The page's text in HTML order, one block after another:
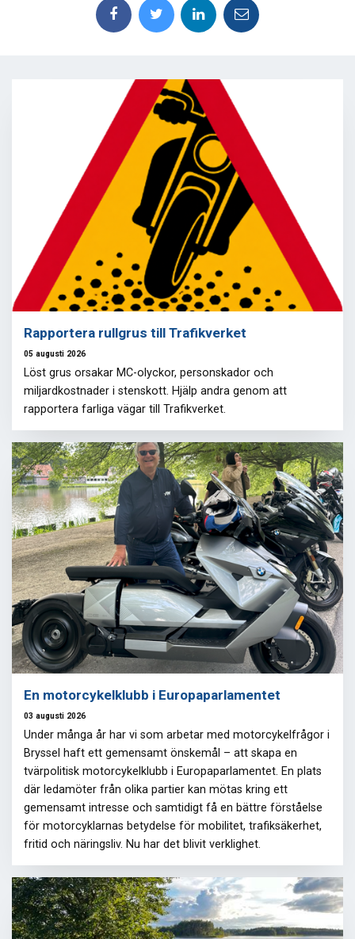
Rapportera rullgrus till Trafikverket
05 augusti 2026
Löst grus orsakar MC-olyckor, personskador och
miljardkostnader i stenskott. Hjälp andra genom att
rapportera farliga vägar till Trafikverket.
En motorcykelklubb i Europaparlamentet
03 augusti 2026
Under många år har vi som arbetar med motorcykelfrågor i
Bryssel haft ett gemensamt önskemål – att skapa en
tvärpolitisk motorcykelklubb i Europaparlamentet. En plats
där ledamöter från olika partier kan mötas kring ett
gemensamt intresse och samtidigt få en bättre förståelse
för motorcyklarnas betydelse för mobilitet, trafiksäkerhet,
fritid och näringsliv. Nu har det blivit verklighet.